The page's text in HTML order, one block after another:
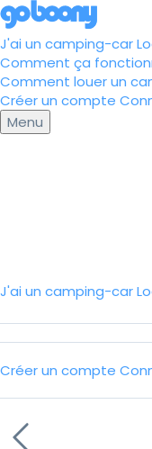
J'ai un camping-car
Comment ça
Comment louer un
Créer un compte
Menu
J'ai un camping-car
Créer un compte